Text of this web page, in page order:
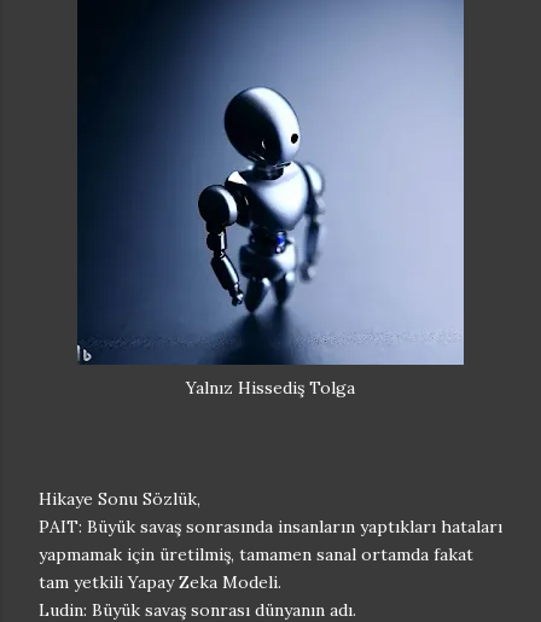
Yalnız Hissediş Tolga
Hikaye Sonu Sözlük,
PAIT: Büyük savaş sonrasında insanların yaptıkları hataları
yapmamak için üretilmiş, tamamen sanal ortamda fakat
tam yetkili Yapay Zeka Modeli.
Ludin: Büyük savaş sonrası dünyanın adı.